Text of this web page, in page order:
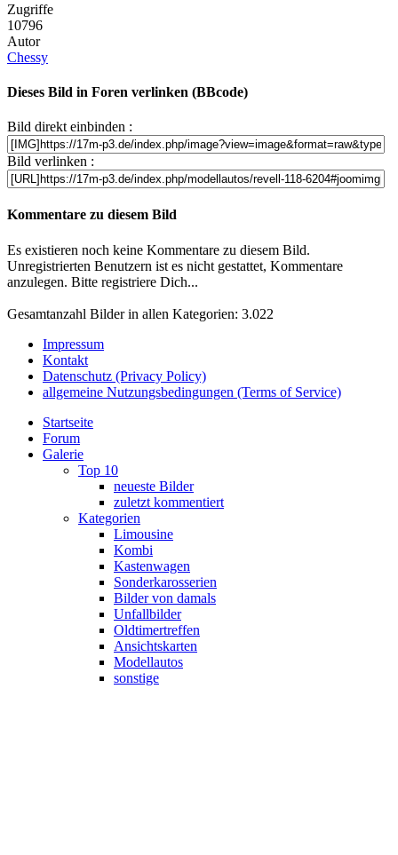
Zugriffe
10796
Autor
Chessy
Dieses Bild in Foren verlinken (BBcode)
Bild direkt einbinden :
Bild verlinken :
Kommentare zu diesem Bild
Es existieren noch keine Kommentare zu diesem Bild.
Unregistrierten Benutzern ist es nicht gestattet, Kommentare
anzulegen. Bitte registriere Dich...
Gesamtanzahl Bilder in allen Kategorien: 3.022
Impressum
Kontakt
Datenschutz (Privacy Policy)
allgemeine Nutzungsbedingungen (Terms of Service)
Startseite
Forum
Galerie
Top 10
neueste Bilder
zuletzt kommentiert
Kategorien
Limousine
Kombi
Kastenwagen
Sonderkarosserien
Bilder von damals
Unfallbilder
Oldtimertreffen
Ansichtskarten
Modellautos
sonstige